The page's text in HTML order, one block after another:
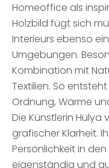
Homeoffice als
Holzbild fügt sich
Interieurs ebenso
Umgebungen.
Kombination mit
Textilien. So
Ordnung, Wärme
Die Künstlerin
grafischer Klarheit.
Persönlichkeit in
eigenständig und